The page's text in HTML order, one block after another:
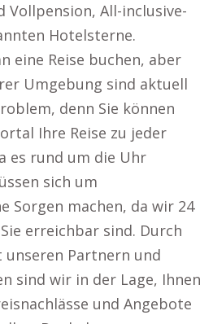
Vollpension, All-inclusive-
Hotelsterne.
eine Reise buchen, aber
Umgebung sind aktuell
denn Sie können
Ihre Reise zu jeder
es rund um die Uhr
sich um
Sorgen machen, da wir 24
erreichbar sind. Durch
Partnern und
sind wir in der Lage, Ihnen
und Angebote